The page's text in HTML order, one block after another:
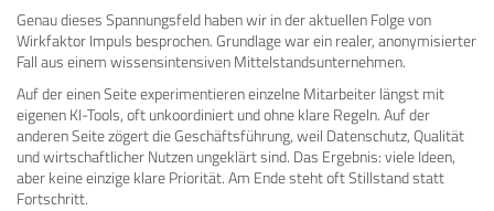
Genau dieses Spannungsfeld haben wir in der aktuellen Folge von
Wirkfaktor Impuls besprochen. Grundlage war ein realer, anonymisierter
Fall aus einem wissensintensiven Mittelstandsunternehmen.
Auf der einen Seite experimentieren einzelne Mitarbeiter längst mit
eigenen KI-Tools, oft unkoordiniert und ohne klare Regeln. Auf der
anderen Seite zögert die Geschäftsführung, weil Datenschutz, Qualität
und wirtschaftlicher Nutzen ungeklärt sind. Das Ergebnis: viele Ideen,
aber keine einzige klare Priorität. Am Ende steht oft Stillstand statt
Fortschritt.